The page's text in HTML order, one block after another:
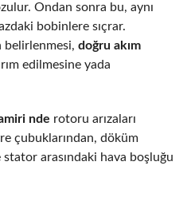
Ondan sonra bu, aynı
bobinlere sıçrar.
belirlenmesi, doğru akım
edilmesine yada
nde rotoru arızaları
çubuklarından, döküm
arasındaki hava boşluğu